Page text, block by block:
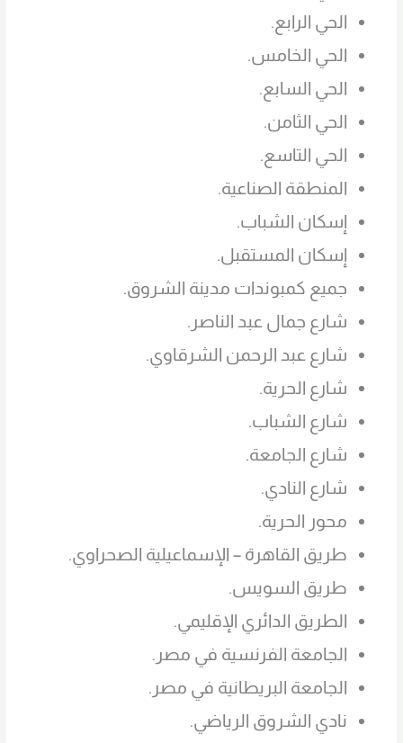
الحي الرابع.
الحي الخامس.
الحي السابع.
الحي الثامن.
الحي التاسع.
المنطقة الصناعية.
إسكان الشباب.
إسكان المستقبل.
جميع كمبوندات مدينة الشروق.
شارع جمال عبد الناصر.
شارع عبد الرحمن الشرقاوي.
شارع الحرية.
شارع الشباب.
شارع الجامعة.
شارع النادي.
محور الحرية.
طريق القاهرة – الإسماعيلية الصحراوي.
طريق السويس.
الطريق الدائري الإقليمي.
الجامعة الفرنسية في مصر.
الجامعة البريطانية في مصر.
نادي الشروق الرياضي.